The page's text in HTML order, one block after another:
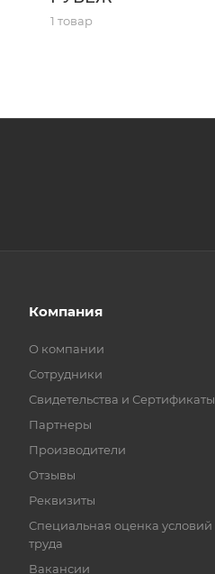
1 товар
Компания
О компании
Сотрудники
Свидетельства и Сертификаты
Партнеры
Производители
Отзывы
Реквизиты
Специальная оценка условий
труда
Вакансии